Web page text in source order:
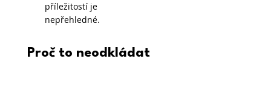
příležitostí je
nepřehledné.
Proč to neodkládat